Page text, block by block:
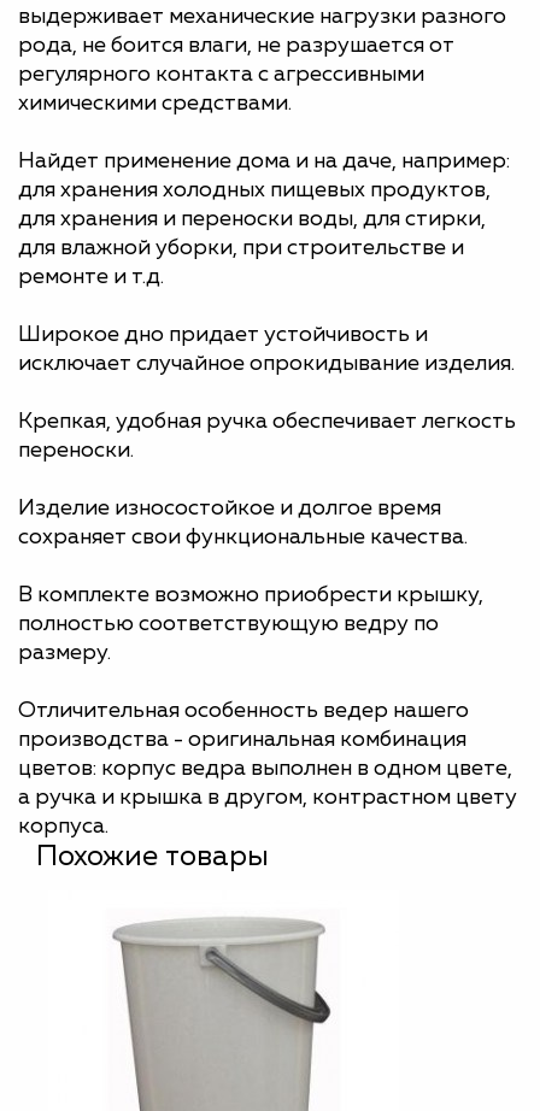
выдерживает механические нагрузки разного
рода, не боится влаги, не разрушается от
регулярного контакта с агрессивными
химическими средствами.
Найдет применение дома и на даче, например:
для хранения холодных пищевых продуктов,
для хранения и переноски воды, для стирки,
для влажной уборки, при строительстве и
ремонте и т.д.
Широкое дно придает устойчивость и
исключает случайное опрокидывание изделия.
Крепкая, удобная ручка обеспечивает легкость
переноски.
Изделие износостойкое и долгое время
сохраняет свои функциональные качества.
В комплекте возможно приобрести крышку,
полностью соответствующую ведру по
размеру.
Отличительная особенность ведер нашего
производства - оригинальная комбинация
цветов: корпус ведра выполнен в одном цвете,
а ручка и крышка в другом, контрастном цвету
корпуса.
Похожие товары